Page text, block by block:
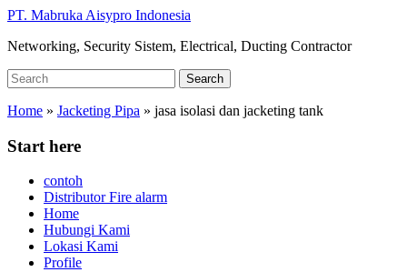
Skip
main
PT. Mabruka Aisypro Indonesia
Networking, Security Sistem, Electrical, Ducting Contractor
Search
for:
Search
Home » Jacketing Pipa » jasa isolasi dan jacketing tank
Start here
contoh
Distributor Fire alarm
Home
Hubungi Kami
Lokasi Kami
Profile